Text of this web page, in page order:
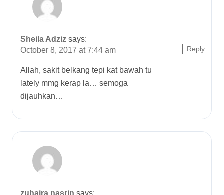
Sheila Adziz says:
October 8, 2017 at 7:44 am
Allah, sakit belkang tepi kat bawah tu
lately mmg kerap la… semoga
dijauhkan…
Reply
zuhaira nasrin says: